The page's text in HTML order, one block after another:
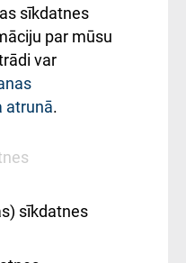
sīkdatnes
par mūsu
var
atrunā.
sīkdatnes